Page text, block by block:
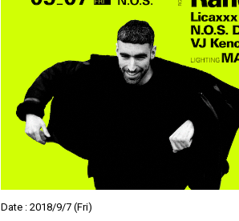
Date : 2018/9/7 (Fri)